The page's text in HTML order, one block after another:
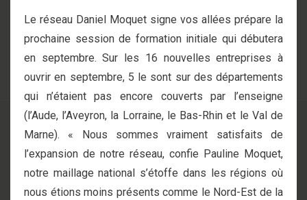
Le réseau Daniel Moquet signe vos allées prépare la
prochaine session de formation initiale qui débutera
en septembre. Sur les 16 nouvelles entreprises à
ouvrir en septembre, 5 le sont sur des départements
qui n’étaient pas encore couverts par l’enseigne
(l’Aude, l’Aveyron, la Lorraine, le Bas-Rhin et le Val de
Marne). « Nous sommes vraiment satisfaits de
l’expansion de notre réseau, confie Pauline Moquet,
notre maillage national s’étoffe dans les régions où
nous étions moins présents comme le Nord-Est de la